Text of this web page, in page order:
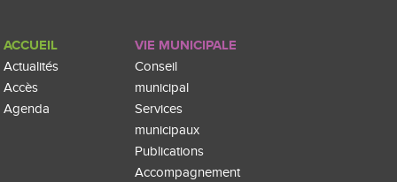
ACCUEIL
Actualités
Accès
Agenda
VIE MUNICIPALE
Conseil
municipal
Services
municipaux
Publications
Accompagnement